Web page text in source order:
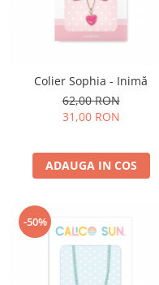
Jucarii dentitie
Teatru de papusi
Umbrele
Tempera și acuarele
Colier Sophia - Inimă
62,00 RON
31,00 RON
ADAUGA IN COS
-50%